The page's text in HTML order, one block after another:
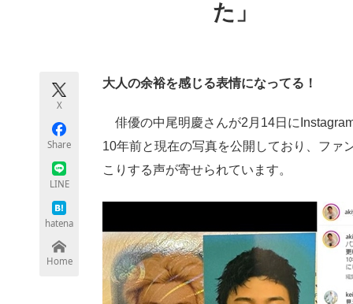
ちょっと気になるネットの話題
た」
X
Share
LINE
hatena
Home
大人の余裕を感じる表情になってる！
俳優の中尾明慶さんが2月14日に
10年前と現在の写真を公開しており、ファ
こりする声が寄せられています。